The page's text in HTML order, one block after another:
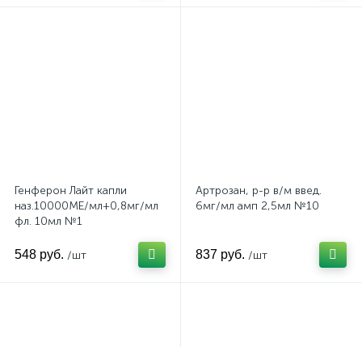
Генферон Лайт капли
наз.10000МЕ/мл+0,8мг/мл
фл. 10мл №1
548 руб. /шт
Артрозан, р-р в/м введ.
6мг/мл амп 2,5мл №10
837 руб. /шт